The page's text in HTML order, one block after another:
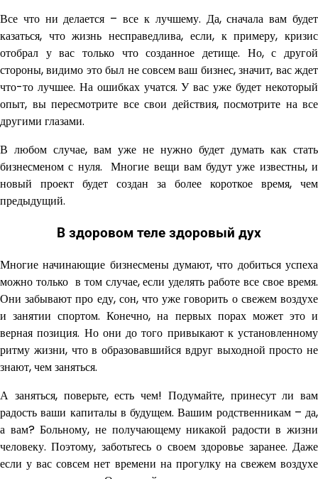
Все что ни делается – все к лучшему. Да, сначала вам будет
казаться, что жизнь несправедлива, если, к примеру, кризис
отобрал у вас только что созданное детище. Но, с другой
стороны, видимо это был не совсем ваш бизнес, значит, вас ждет
что-то лучшее. На ошибках учатся. У вас уже будет некоторый
опыт, вы пересмотрите все свои действия, посмотрите на все
другими глазами.
В любом случае, вам уже не нужно будет думать как стать
бизнесменом с нуля. Многие вещи вам будут уже известны, и
новый проект будет создан за более короткое время, чем
предыдущий.
В здоровом теле здоровый дух
Многие начинающие бизнесмены думают, что добиться успеха
можно только в том случае, если уделять работе все свое время.
Они забывают про еду, сон, что уже говорить о свежем воздухе
и занятии спортом. Конечно, на первых порах может это и
верная позиция. Но они до того привыкают к установленному
ритму жизни, что в образовавшийся вдруг выходной просто не
знают, чем заняться.
А заняться, поверьте, есть чем! Подумайте, принесут ли вам
радость ваши капиталы в будущем. Вашим родственникам – да,
а вам? Больному, не получающему никакой радости в жизни
человеку. Поэтому, заботьтесь о своем здоровье заранее. Даже
если у вас совсем нет времени на прогулку на свежем воздухе